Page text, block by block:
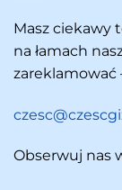
Masz ciekawy
na łamach
zareklamować
Obserwuj nas